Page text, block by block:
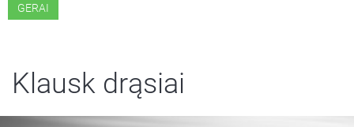
GERAI
Klausk drąsiai